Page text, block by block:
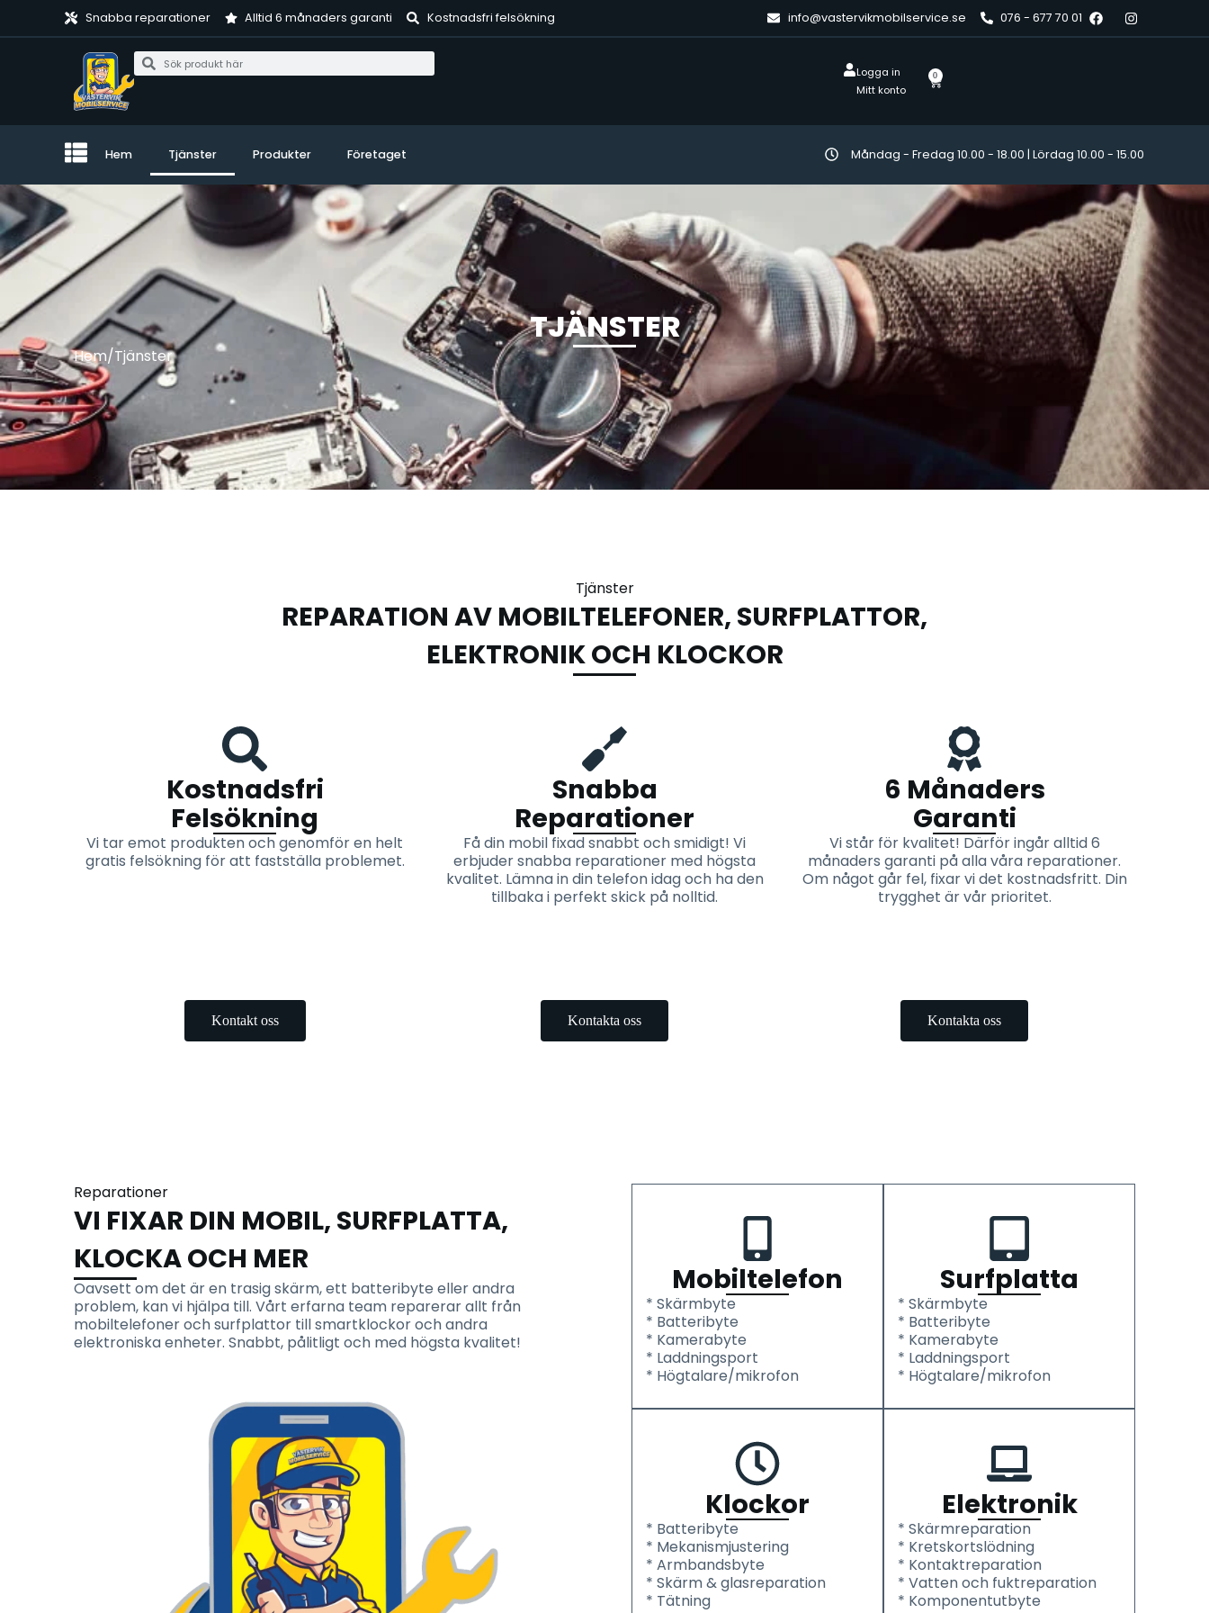
Snabba reparationer Alltid 6 månaders garanti Kostnadsfri felsökning info@vastervikmobilservice.se 076 - 677 70 01
Logga in
Mitt konto
0
Hem Tjänster Produkter Företaget Måndag - Fredag 10.00 - 18.00 | Lördag 10.00 - 15.00
TJÄNSTER
Hem/Tjänster
Tjänster
REPARATION AV MOBILTELEFONER, SURFPLATTOR,
ELEKTRONIK OCH KLOCKOR
Kostnadsfri
Felsökning
Vi tar emot produkten och genomför en helt
gratis felsökning för att fastställa problemet.
Kontakt oss
Snabba
Reparationer
Få din mobil fixad snabbt och smidigt! Vi
erbjuder snabba reparationer med högsta
kvalitet. Lämna in din telefon idag och ha den
tillbaka i perfekt skick på nolltid.
Kontakta oss
6 Månaders
Garanti
Vi står för kvalitet! Därför ingår alltid 6
månaders garanti på alla våra reparationer.
Om något går fel, fixar vi det kostnadsfritt. Din
trygghet är vår prioritet.
Kontakta oss
Reparationer
VI FIXAR DIN MOBIL, SURFPLATTA,
KLOCKA OCH MER
Oavsett om det är en trasig skärm, ett batteribyte eller andra
problem, kan vi hjälpa till. Vårt erfarna team reparerar allt från
mobiltelefoner och surfplattor till smartklockor och andra
elektroniska enheter. Snabbt, pålitligt och med högsta kvalitet!
Mobiltelefon
* Skärmbyte
* Batteribyte
* Kamerabyte
* Laddningsport
* Högtalare/mikrofon
Surfplatta
* Skärmbyte
* Batteribyte
* Kamerabyte
* Laddningsport
* Högtalare/mikrofon
Klockor
* Batteribyte
* Mekanismjustering
* Armbandsbyte
* Skärm & glasreparation
* Tätning
Elektronik
* Skärmreparation
* Kretskortslödning
* Kontaktreparation
* Vatten och fuktreparation
* Komponentutbyte